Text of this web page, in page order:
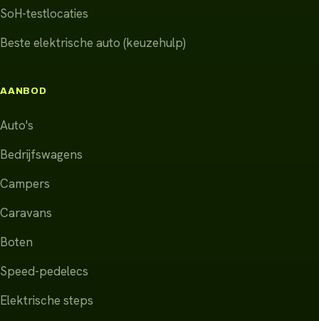
SoH-testlocaties
Beste elektrische auto (keuzehulp)
AANBOD
Auto's
Bedrijfswagens
Campers
Caravans
Boten
Speed-pedelecs
Elektrische steps